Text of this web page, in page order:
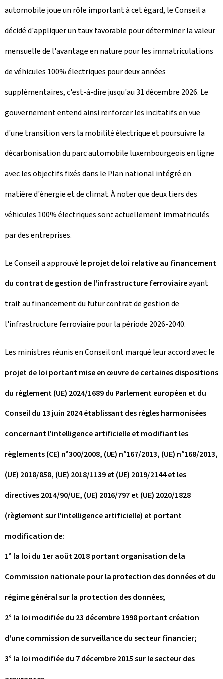
automobile joue un rôle important à cet égard, le Conseil a
décidé d'appliquer un taux favorable pour déterminer la valeur
mensuelle de l'avantage en nature pour les immatriculations
de véhicules 100% électriques pour deux années
supplémentaires, c'est-à-dire jusqu'au 31 décembre 2026. Le
gouvernement entend ainsi renforcer les incitatifs en vue
d'une transition vers la mobilité électrique et poursuivre la
décarbonisation du parc automobile luxembourgeois en ligne
avec les objectifs fixés dans le Plan national intégré en
matière d'énergie et de climat. À noter que deux tiers des
véhicules 100% électriques sont actuellement immatriculés
par des entreprises.
Le Conseil a approuvé le projet de loi relative au financement
du contrat de gestion de l'infrastructure ferroviaireayant
trait au financement du futur contrat de gestion de
l'infrastructure ferroviaire pour la période 2026-2040.
Les ministres réunis en Conseil ont marqué leur accord avec le
projet de loi portant mise en œuvre de certaines dispositions
du règlement (UE) 2024/1689 du Parlement européen et du
Conseil du 13 juin 2024 établissant des règles harmonisées
concernant l'intelligence artificielle et modifiant les
règlements (CE) n°300/2008, (UE) n°167/2013, (UE) n°168/2013,
(UE) 2018/858, (UE) 2018/1139 et (UE) 2019/2144 et les
directives 2014/90/UE, (UE) 2016/797 et (UE) 2020/1828
(règlement sur l'intelligence artificielle) et portant
modification de:
1° la loi du 1er août 2018 portant organisation de la
Commission nationale pour la protection des données et du
régime général sur la protection des données;
2° la loi modifiée du 23 décembre 1998 portant création
d'une commission de surveillance du secteur financier;
3° la loi modifiée du 7 décembre 2015 sur le secteur des